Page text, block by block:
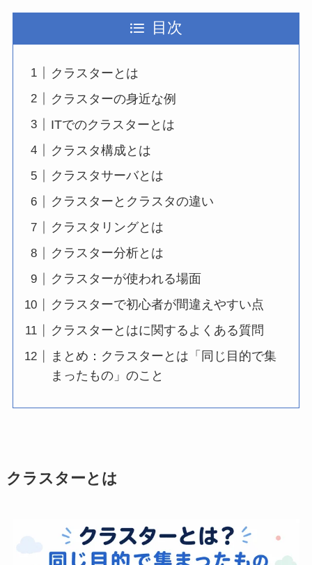
目次
クラスターとは
クラスターの身近な例
ITでのクラスターとは
クラスタ構成とは
クラスタサーバとは
クラスターとクラスタの違い
クラスタリングとは
クラスター分析とは
クラスターが使われる場面
クラスターで初心者が間違えやすい点
クラスターとはに関するよくある質問
まとめ：クラスターとは「同じ目的で集
まったもの」のこと
クラスターとは